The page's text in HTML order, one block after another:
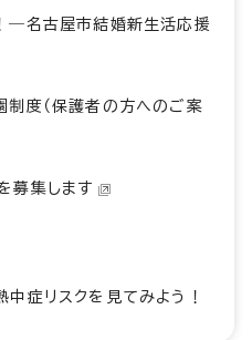
―名古屋市結婚新生活応援
制度（保護者の方へのご案
募集します
症リスクを見てみよう！